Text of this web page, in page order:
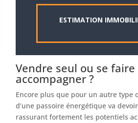
ESTIMATION
Vendre seul ou se faire
accompagner ?
Encore plus que pour un autre type
d’une passoire énergétique va
rassurant fortement les potentiels